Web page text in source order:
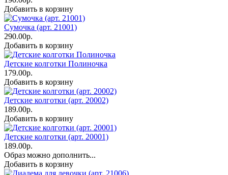
Добавить в корзину
Сумочка (арт. 21001)
290.00р.
Добавить в корзину
Детские колготки Полиночка
179.00р.
Добавить в корзину
Детские колготки (арт. 20002)
189.00р.
Добавить в корзину
Детские колготки (арт. 20001)
189.00р.
Образ можно дополнить...
Добавить в корзину